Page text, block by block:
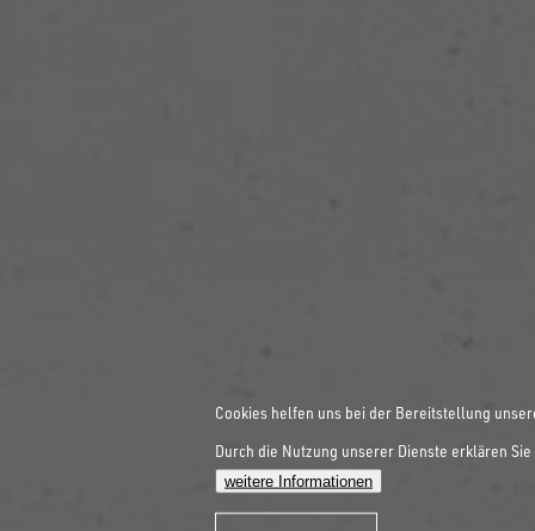
Cookies helfen uns bei der Bereitstellung
Durch die Nutzung unserer Dienste erklären
weitere Informationen